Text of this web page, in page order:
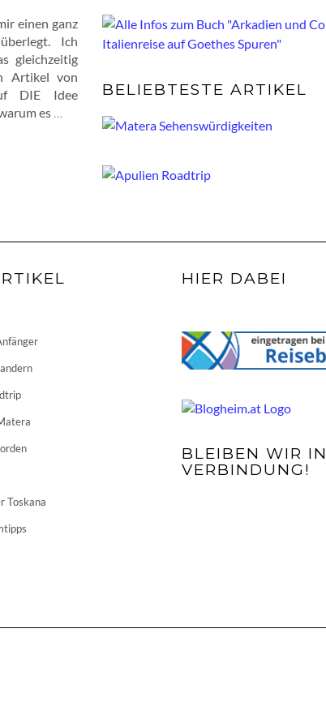
einen ganz
Ich
gleichzeitig
Artikel von
DIE Idee
es
BELIEBTESTE ARTIKEL
Toskana
HIER DABEI
BLEIBEN WIR IN
VERBINDUNG!